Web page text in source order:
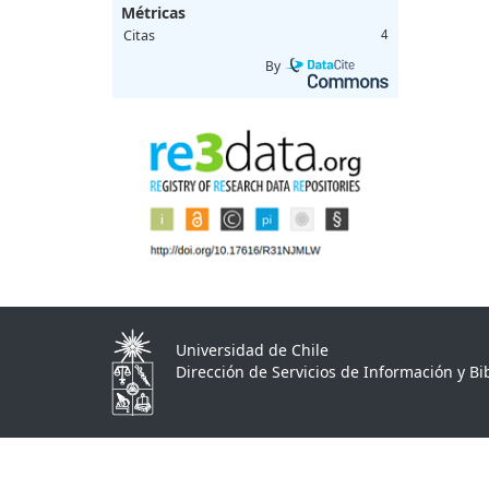
Métricas
Citas 4
By
Universidad de Chile
Dirección de Servicios de Información y